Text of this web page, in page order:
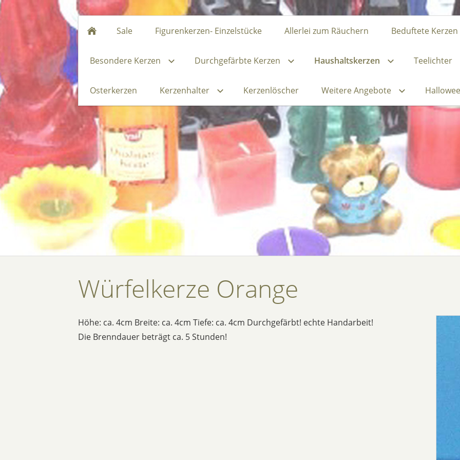
Sale Figurenkerzen- Einzelstücke Allerlei zum Räuchern Beduftete Kerzen
Besondere Kerzen Durchgefärbte Kerzen Haushaltskerzen Teelichter
Osterkerzen Kerzenhalter Kerzenlöscher Weitere Angebote
Würfelkerze Orange
Höhe: ca. 4cm Breite: ca. 4cm Tiefe: ca. 4cm Durchgefärbt! echte Handarbeit!
Die Brenndauer beträgt ca. 5 Stunden!